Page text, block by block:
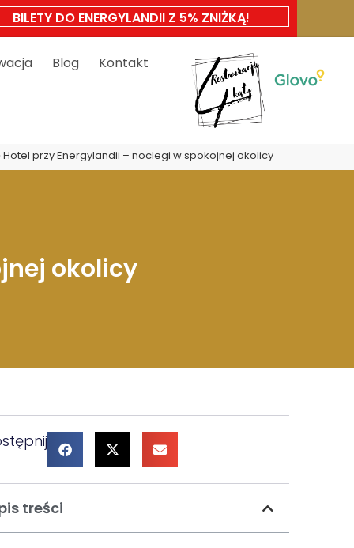
BILETY DO ENERGYLANDII Z 5% ZNIŻKĄ!
Blog Kontakt
Hotel przy Energylandii – noclegi w spokojnej okolicy
okolicy
treści